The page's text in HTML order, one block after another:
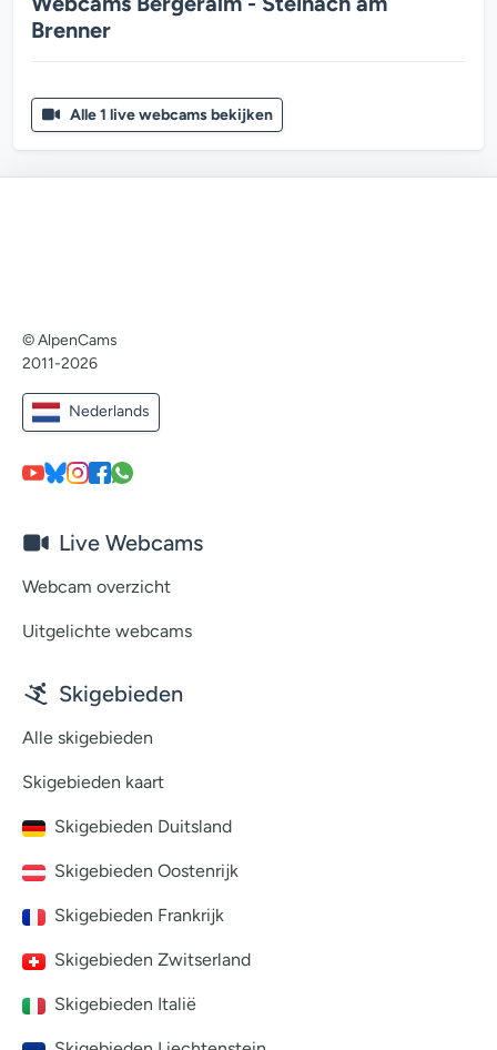
Brenner
Alle 1 live webcams bekijken
© AlpenCams
2011-2026
Nederlands
Live Webcams
Webcam overzicht
Uitgelichte webcams
Skigebieden
Alle skigebieden
Skigebieden kaart
Skigebieden Duitsland
Skigebieden Oostenrijk
Skigebieden Frankrijk
Skigebieden Zwitserland
Skigebieden Italië